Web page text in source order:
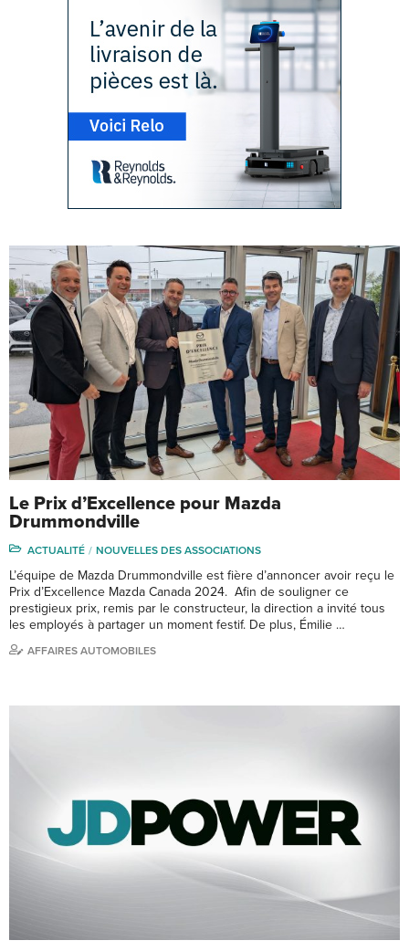
Le Prix d’Excellence pour Mazda
Drummondville
ACTUALITÉ NOUVELLES DES ASSOCIATIONS
L’équipe de Mazda Drummondville est fière d’annoncer avoir reçu le
Prix d’Excellence Mazda Canada 2024. Afin de souligner ce
prestigieux prix, remis par le constructeur, la direction a invité tous
les employés à partager un moment festif. De plus, Émilie …
AFFAIRES AUTOMOBILES